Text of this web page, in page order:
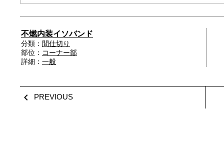
不燃内装イソバンド
分類： 間仕切り
部位： コーナー部
詳細： 一般
 PREVIOUS